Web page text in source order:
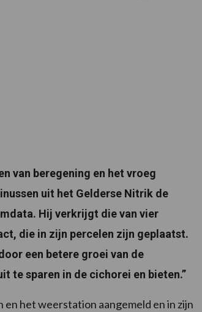
van beregening en het vroeg
uit het Gelderse Nitrik de
Hij verkrijgt die van vier
die in zijn percelen zijn geplaatst.
een betere groei van de
te sparen in de cichorei en bieten.”
het weerstation aangemeld en in zijn